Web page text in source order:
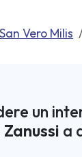
San Vero Milis
un
a